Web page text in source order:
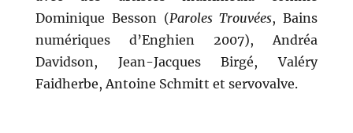
Dominique Besson (Paroles Trouvées, Bains
numériques d’Enghien 2007), Andréa
Davidson, Jean-Jacques Birgé, Valéry
Faidherbe, Antoine Schmitt et servovalve.